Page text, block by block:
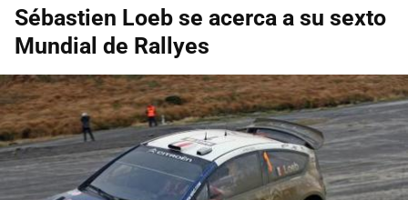
Sébastien Loeb se acerca a su sexto
Mundial de Rallyes